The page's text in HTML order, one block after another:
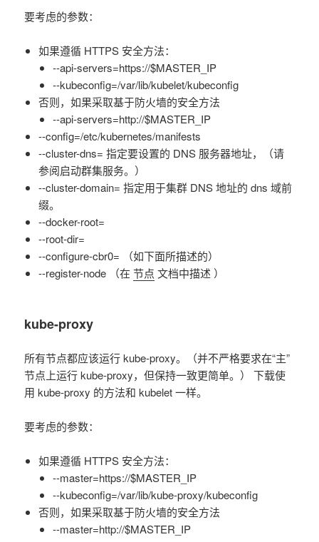
要考虑的参数：
如果遵循 HTTPS 安全方法：
--api-servers=https://$MASTER_IP
--kubeconfig=/var/lib/kubelet/kubeconfig
否则，如果采取基于防火墙的安全方法
--api-servers=http://$MASTER_IP
--config=/etc/kubernetes/manifests
--cluster-dns= 指定要设置的 DNS 服务器地址，（请
参阅启动群集服务。）
--cluster-domain= 指定用于集群 DNS 地址的 dns 域前
缀。
--docker-root=
--root-dir=
--configure-cbr0= （如下面所描述的）
--register-node （在节点 文档中描述 ）
kube-proxy
所有节点都应该运行 kube-proxy。（并不严格要求在“主”
节点上运行 kube-proxy，但保持一致更简单。） 下载使
用 kube-proxy 的方法和 kubelet 一样。
要考虑的参数：
如果遵循 HTTPS 安全方法：
--master=https://$MASTER_IP
--kubeconfig=/var/lib/kube-proxy/kubeconfig
否则，如果采取基于防火墙的安全方法
--master=http://$MASTER_IP